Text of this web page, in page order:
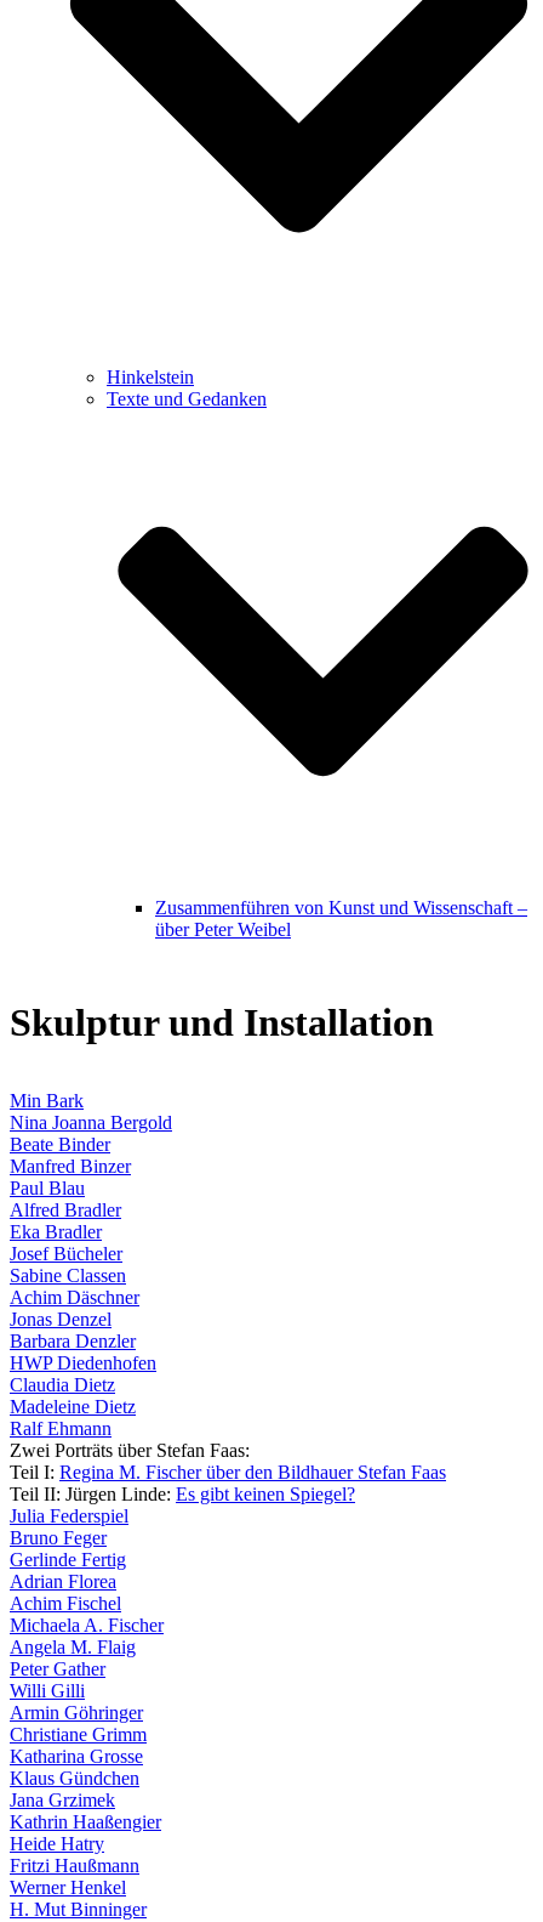
Hinkelstein
Texte und Gedanken
Zusammenführen von Kunst und Wissenschaft –
über Peter Weibel
Harald Schwiers
Skulptur und Installation
Min Bark
Nina Joanna Bergold
Beate Binder
Manfred Binzer
Paul Blau
Alfred Bradler
Eka Bradler
Josef Bücheler
Sabine Classen
Achim Däschner
Jonas Denzel
Barbara Denzler
HWP Diedenhofen
Claudia Dietz
Madeleine Dietz
Ralf Ehmann
Zwei Porträts über Stefan Faas:
Teil I: Regina M. Fischer über den Bildhauer Stefan Faas
Teil II: Jürgen Linde: Es gibt keinen Spiegel?
Julia Federspiel
Bruno Feger
Gerlinde Fertig
Adrian Florea
Achim Fischel
Michaela A. Fischer
Angela M. Flaig
Peter Gather
Willi Gilli
Armin Göhringer
Christiane Grimm
Katharina Grosse
Klaus Gündchen
Jana Grzimek
Kathrin Haaßengier
Heide Hatry
Fritzi Haußmann
Werner Henkel
H. Mut Binninger